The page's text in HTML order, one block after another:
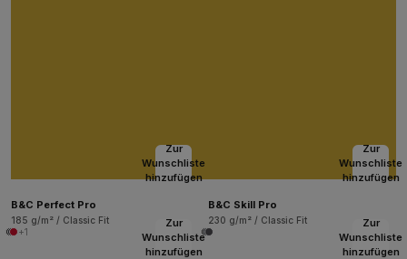
Zur
Wunschliste
hinzufügen
B&C Perfect Pro
185 g/m² / Classic Fit
+1
Zur
Wunschliste
hinzufügen
B&C Skill Pro
230 g/m² / Classic Fit
Zur
Wunschliste
hinzufügen
Zur
Wunschliste
hinzufügen